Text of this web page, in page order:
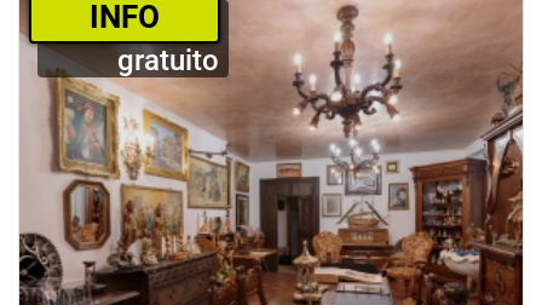
­INFO
gratuito